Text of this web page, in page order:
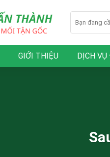
GIỚI THIỆU DỊCH VỤ